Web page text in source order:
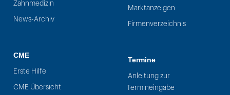
Zahnmedizin
News-Archiv
CME
Erste Hilfe
CME Übersicht
Marktanzeigen
Firmenverzeichnis
Termine
Anleitung zur
Termineingabe